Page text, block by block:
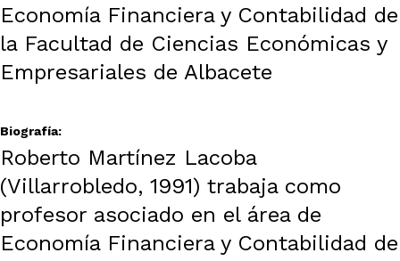
Economía Financiera y Contabilidad de
la Facultad de Ciencias Económicas y
Empresariales de Albacete
Biografía:
Roberto Martínez Lacoba
(Villarrobledo, 1991) trabaja como
profesor asociado en el área de
Economía Financiera y Contabilidad de